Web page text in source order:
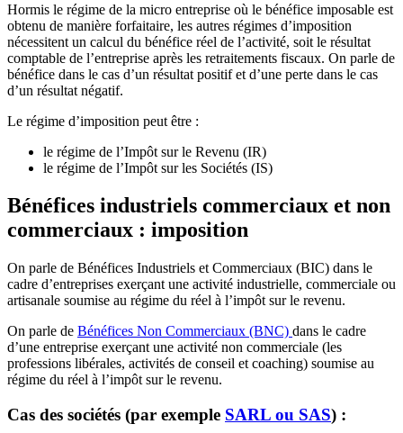
Hormis le régime de la micro entreprise où le bénéfice imposable est
obtenu de manière forfaitaire, les autres régimes d’imposition
nécessitent un calcul du bénéfice réel de l’activité, soit le résultat
comptable de l’entreprise après les retraitements fiscaux. On parle de
bénéfice dans le cas d’un résultat positif et d’une perte dans le cas
d’un résultat négatif.
Le régime d’imposition peut être :
le régime de l’Impôt sur le Revenu (IR)
le régime de l’Impôt sur les Sociétés (IS)
Bénéfices industriels commerciaux et non
commerciaux : imposition
On parle de Bénéfices Industriels et Commerciaux (BIC) dans le
cadre d’entreprises exerçant une activité industrielle, commerciale ou
artisanale soumise au régime du réel à l’impôt sur le revenu.
On parle de Bénéfices Non Commerciaux (BNC) dans le cadre
d’une entreprise exerçant une activité non commerciale (les
professions libérales, activités de conseil et coaching) soumise au
régime du réel à l’impôt sur le revenu.
Cas des sociétés (par exemple SARL ou SAS) :